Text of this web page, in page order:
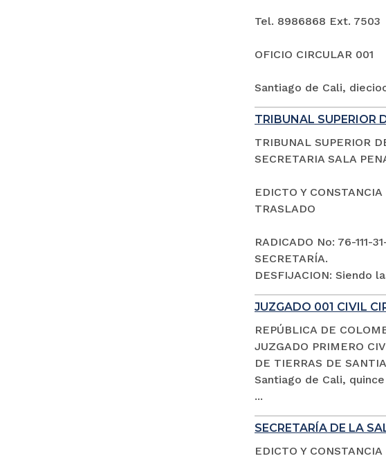
Tel. 8986868 Ext. 7503
OFICIO CIRCULAR 001
Santiago de Cali,
TRIBUNAL SUPERIOR
TRIBUNAL SUPERIOR
SECRETARIA SALA
EDICTO Y CONSTANCIA
TRASLADO
RADICADO No: 76-111-
SECRETARÍA.
DESFIJACION: Siendo
JUZGADO 001 CIVIL
REPÚBLICA DE
JUZGADO PRIMERO
DE TIERRAS DE
Santiago de Cali,
...
SECRETARÍA DE LA
EDICTO Y